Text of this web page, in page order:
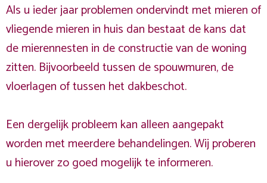
Als u ieder jaar problemen ondervindt met mieren of
vliegende mieren in huis dan bestaat de kans dat
de mierennesten in de constructie van de woning
zitten. Bijvoorbeeld tussen de spouwmuren, de
vloerlagen of tussen het dakbeschot.
Een dergelijk probleem kan alleen aangepakt
worden met meerdere behandelingen. Wij proberen
u hierover zo goed mogelijk te informeren.